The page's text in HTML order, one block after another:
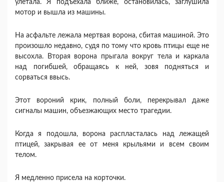
улетала. Я подъехала ближе, остановилась, заглушила
мотор и вышла из машины.
На асфальте лежала мертвая ворона, сбитая машиной. Это
произошло недавно, судя по тому что кровь птицы еще не
высохла. Вторая ворона прыгала вокруг тела и каркала
над погибшей, обращаясь к ней, зовя подняться и
сорваться ввысь.
Этот вороний крик, полный боли, перекрывал даже
сигналы машин, объезжающих место трагедии.
Когда я подошла, ворона распласталась над лежащей
птицей, закрывая ее от меня крыльями и всем своим
телом.
Я медленно присела на корточки.